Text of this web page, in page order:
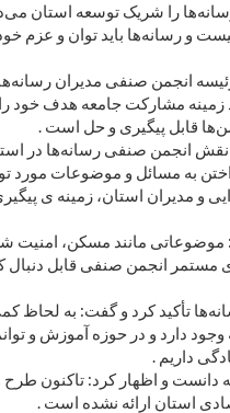
را شریک توسعه استان
و رسانه‌ها باید توان و عزم
در دیدار با هیات رئیسه انجمن صنفی
مشارکت جامعه هدف خود را
قابل پیگیری و حل است .
نقش انجمن صنفی رسانه‌ها در
به مسائل و موضوعات مورد
و مدیران استان، زمینه ‌ی
موضوعاتی مانند مسکن، امنیت
انجمن صنفی قابل دنبال
تأکید کرد و گفت: به لحاظ
دارد و در حوزه آموزش و
داریم .
دانست و اظهار کرد: تاکنون
استان ارائه نشده است .